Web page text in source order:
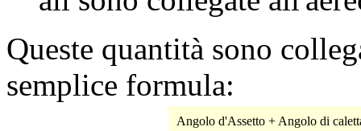
Queste quantità sono
semplice formula:
Angolo d'Assetto + Angolo di